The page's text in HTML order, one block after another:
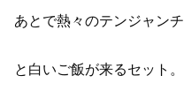
あとで熱々のテンジャンチ
と白いご飯が来るセット。